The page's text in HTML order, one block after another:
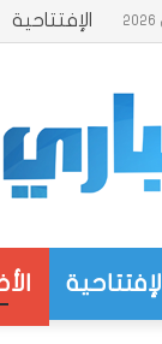
الإفتتاحية
الإفتتاحية